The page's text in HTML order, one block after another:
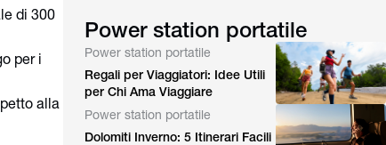
di 300
per i
alla
Power station portatile
Power station portatile
Regali per Viaggiatori: Idee Utili
per Chi Ama Viaggiare
Power station portatile
Dolomiti Inverno: 5 Itinerari Facili